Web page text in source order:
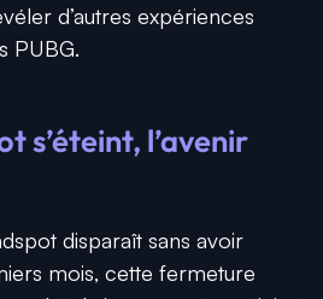
d’autres expériences
PUBG.
s’éteint, l’avenir
disparaît sans avoir
mois, cette fermeture